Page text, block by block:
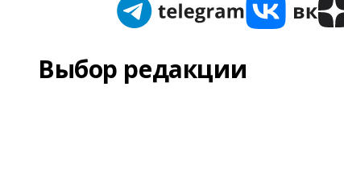
Выбор редакции